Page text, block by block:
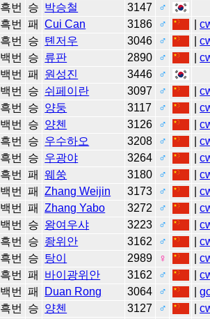
흑번 승 박승철 3147
♂
흑번 패 Cui Can 3186 ♂ |
흑번 승 톈저우 3046 ♂ |
백번 승 류판 2890 ♂ |
백번 패 원성진 3446
♂
백번 승 쉬페이란 3097 ♂ |
흑번 승 양둥 3117 ♂ |
백번 승 양첸 3126 ♂ |
흑번 승 우수하오 3208 ♂ |
흑번 승 우광야 3264 ♂ |
흑번 패 웨쑹 3180 ♂ |
백번 패 Zhang Weijin 3173 ♂ |
백번 패 Zhang Yabo 3272 ♂ |
백번 승 왕여우샤 3223 ♂ |
흑번 승 좡위안 3162 ♂ |
흑번 승 탕이 2989 ♀ |
흑번 패 바이광위안 3162 ♂ |
백번 패 Duan Rong 3064 ♂ |
흑번 승 양첸 3127 ♂ |